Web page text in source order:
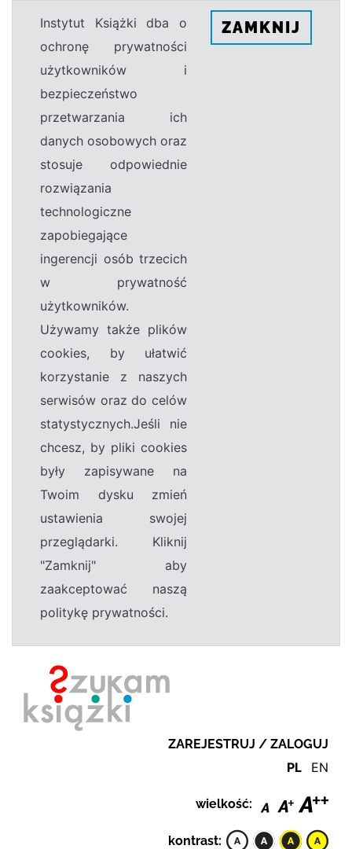
Instytut Książki dba o
ochronę prywatności
użytkowników i
bezpieczeństwo
przetwarzania ich
danych osobowych oraz
stosuje odpowiednie
rozwiązania
technologiczne
zapobiegające
ingerencji osób trzecich
w prywatność
użytkowników.
Używamy także plików
cookies, by ułatwić
korzystanie z naszych
serwisów oraz do celów
statystycznych.Jeśli nie
chcesz, by pliki cookies
były zapisywane na
Twoim dysku zmień
ustawienia swojej
przeglądarki. Kliknij
"Zamknij" aby
zaakceptować naszą
politykę prywatności.
ZAMKNIJ
ZAREJESTRUJ / ZALOGUJ
PL EN
wielkość:
kontrast: